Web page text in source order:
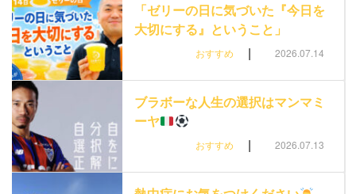
「ゼリーの日に気づいた『今日を
大切にする』ということ」
おすすめ | 2026.07.14
ブラボーな人生の選択はマンマミ
ーヤ
おすすめ | 2026.07.13